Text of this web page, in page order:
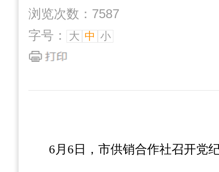
浏览次数：7587
字号：
大 中 小
6月6日，市供销合作社召开党